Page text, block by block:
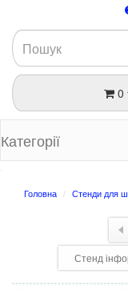
0
Категорії
Головна Стенди для
Стенд